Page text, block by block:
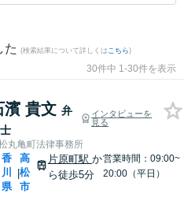
た (検索結果について詳しくは こちら)
30件中 1-30件を表示
濱 貴文 弁
インタビューを
見る
丸亀町法律事務所
香
川
県
|
高
松
市
片原町駅 か
ら徒歩5分
営業時間：09:00~
20:00（平日）